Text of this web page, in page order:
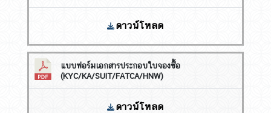
ดาวน์โหลด
แบบฟอร์มเอกสารประกอบใบจองซื้อ
(KYC/KA/SUIT/FATCA/HNW)
ดาวน์โหลด